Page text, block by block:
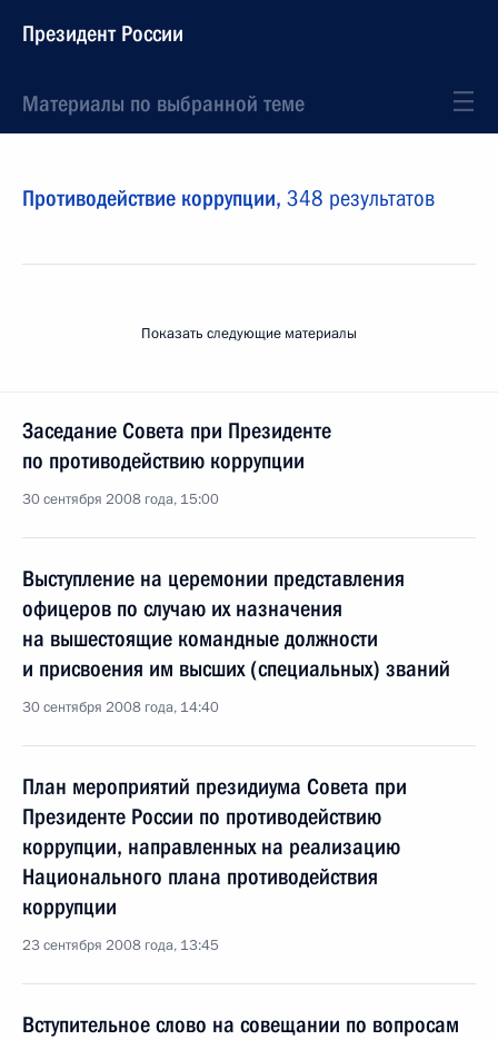
Президент России
Материалы по выбранной теме
Противодействие коррупции, 348 результатов
Показать следующие материалы
Заседание Совета при Президенте
по противодействию коррупции
30 сентября 2008 года, 15:00
Выступление на церемонии представления
офицеров по случаю их назначения
на вышестоящие командные должности
и присвоения им высших (специальных) званий
30 сентября 2008 года, 14:40
План мероприятий президиума Совета при
Президенте России по противодействию
коррупции, направленных на реализацию
Национального плана противодействия
коррупции
23 сентября 2008 года, 13:45
Вступительное слово на совещании по вопросам